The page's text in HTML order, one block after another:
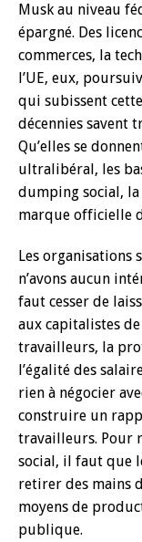
Musk au niveau
épargné. Des
commerces, la
l’UE, eux,
qui subissent
décennies savent
Qu’elles se
ultralibéral, les
dumping social,
marque officielle
Les organisations
n’avons aucun
faut cesser de
aux capitalistes
travailleurs, la
l’égalité des
rien à négocier
construire un
travailleurs. Pour
social, il faut que
retirer des mains
moyens de
publique.